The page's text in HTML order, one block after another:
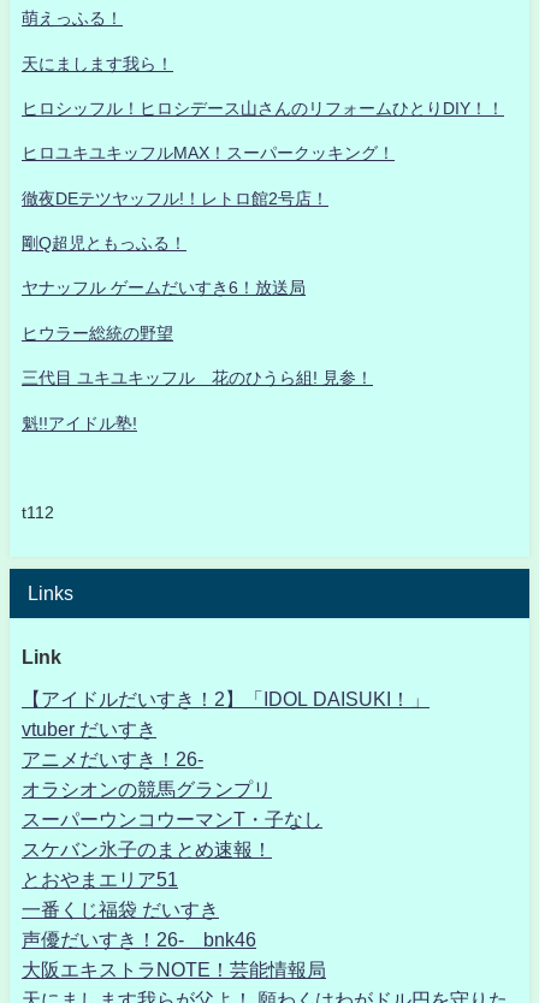
萌えっふる！
天にまします我ら！
ヒロシッフル！ヒロシデース山さんのリフォームひとりDIY！！
ヒロユキユキッフルMAX！スーパークッキング！
徹夜DEテツヤッフル!！レトロ館2号店！
剛Q超児ともっふる！
ヤナッフル ゲームだいすき6！放送局
ヒウラー総統の野望
三代目 ユキユキッフル 花のひうら組! 見参！
魁!!アイドル塾!
t112
Links
Link
【アイドルだいすき！2】「IDOL DAISUKI！」
vtuber だいすき
アニメだいすき！26-
オラシオンの競馬グランプリ
スーパーウンコウーマンT・子なし
スケバン氷子のまとめ速報！
とおやまエリア51
一番くじ福袋 だいすき
声優だいすき！26- bnk46
大阪エキストラNOTE！芸能情報局